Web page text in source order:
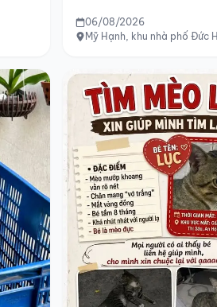
06/08/2026
Mỹ Hạnh, khu nhà phố Đức